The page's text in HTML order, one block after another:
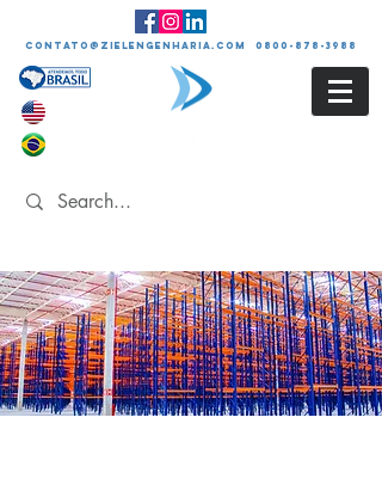
contato@zielengenharia.com 0800-878-3988